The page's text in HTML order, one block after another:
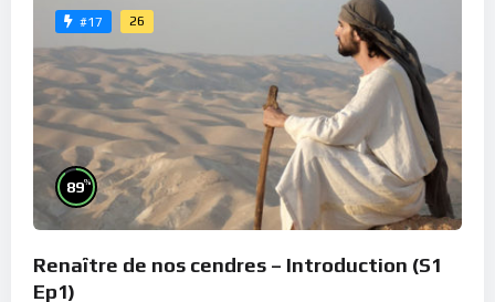
#17 26
89%
Renaître de nos cendres – Introduction (S1
Ep1)